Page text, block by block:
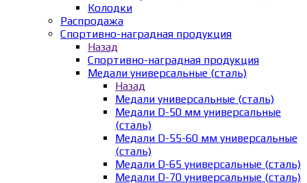
Колодки
Распродажа
Спортивно-наградная продукция
Назад
Спортивно-наградная продукция
Медали универсальные (сталь)
Назад
Медали универсальные (сталь)
Медали D-50 мм универсальные
(сталь)
Медали D-55-60 мм универсальные
(сталь)
Медали D-65 универсальные (сталь)
Медали D-70 универсальные (сталь)